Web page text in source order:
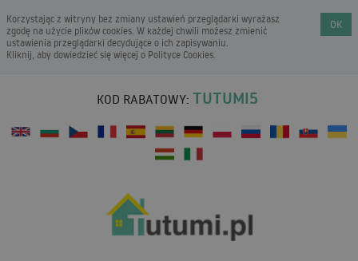
Korzystając z witryny bez zmiany ustawień przeglądarki wyrażasz
zgodę na użycie plików cookies. W każdej chwili możesz zmienić
ustawienia przeglądarki decydujące o ich zapisywaniu.
Kliknij, aby dowiedzieć się więcej o Polityce Cookies.
OK
KOD RABATOWY: TUTUMI5